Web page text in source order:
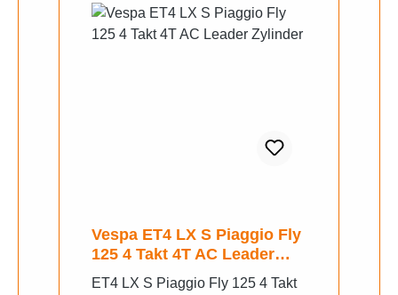
Vespa ET4 LX S Piaggio Fly
125 4 Takt 4T AC Leader
Zylinder
ET4 LX S Piaggio Fly 125 4 Takt